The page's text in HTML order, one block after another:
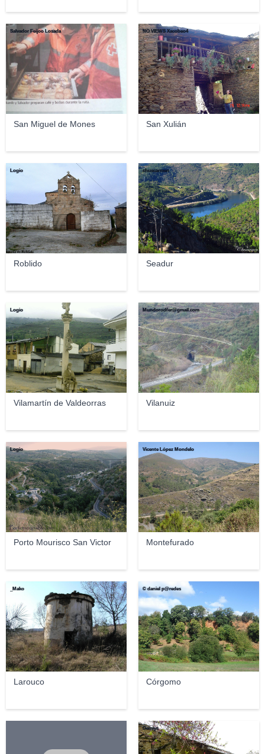
San Miguel de Mones
Salvador Feijoo Losada
San Xulián
NO VIEWS Xacobeo4
Roblido
Logio
Seadur
chuscarmen
Vilamartín de Valdeorras
Logio
Vilanuiz
Mundorodfer@gmail.com
Porto Mourisco San Victor
Logio
Montefurado
Vicente López Mondelo
Larouco
_Mako
Córgomo
© daniel p@redes
Gemiys